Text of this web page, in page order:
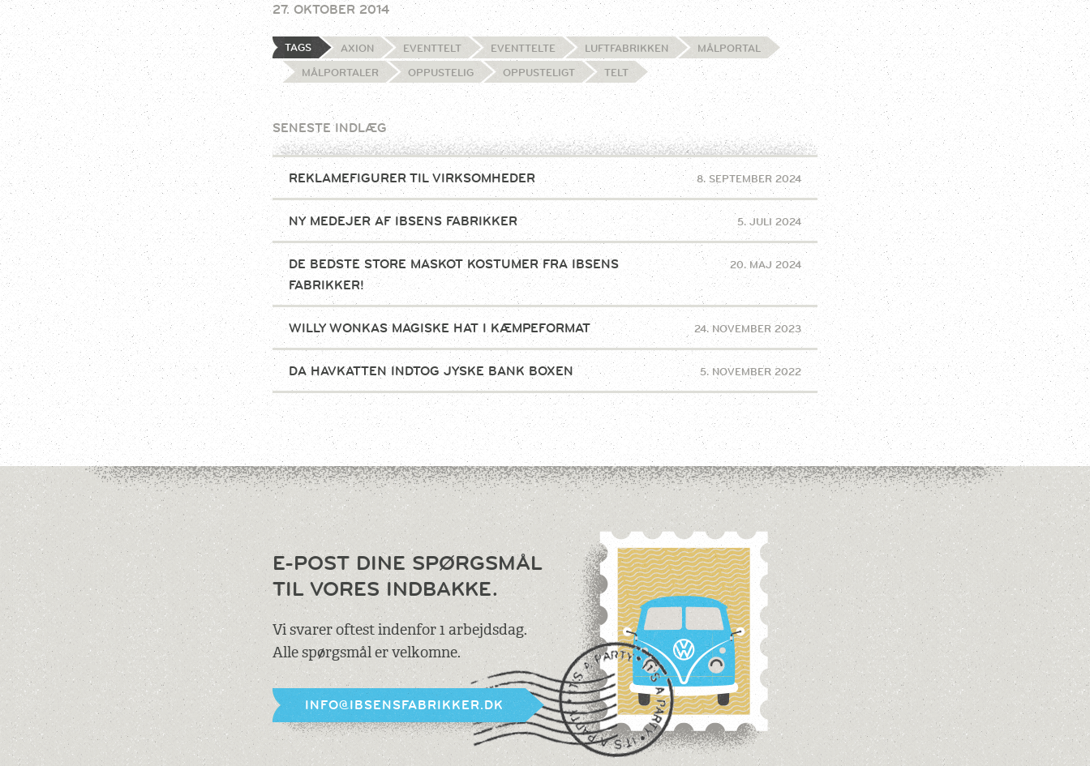
27. OKTOBER 2014
TAGS AXION EVENTTELT EVENTTELTE LUFTFABRIKKEN
MÅLPORTAL
MÅLPORTALER
OPPUSTELIG OPPUSTELIGT TELT
SENESTE INDLÆG
REKLAMEFIGURER TIL VIRKSOMHEDER 8. SEPTEMBER 2024
NY MEDEJER AF IBSENS FABRIKKER 5. JULI 2024
DE BEDSTE STORE MASKOT KOSTUMER FRA IBSENS
FABRIKKER!
20. MAJ 2024
WILLY WONKAS MAGISKE HAT I KÆMPEFORMAT 24. NOVEMBER 2023
DA HAVKATTEN INDTOG JYSKE BANK BOXEN 5. NOVEMBER 2022
E-POST DINE SPØRGSMÅL
TIL VORES INDBAKKE.
Vi svarer oftest indenfor 1 arbejdsdag.
Alle spørgsmål er velkomne.
INFO@IBSENSFABRIKKER.DK